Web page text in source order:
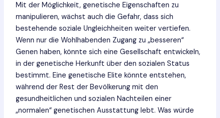
Mit der Möglichkeit, genetische Eigenschaften zu
manipulieren, wächst auch die Gefahr, dass sich
bestehende soziale Ungleichheiten weiter vertiefen.
Wenn nur die Wohlhabenden Zugang zu „besseren“
Genen haben, könnte sich eine Gesellschaft entwickeln,
in der genetische Herkunft über den sozialen Status
bestimmt. Eine genetische Elite könnte entstehen,
während der Rest der Bevölkerung mit den
gesundheitlichen und sozialen Nachteilen einer
„normalen“ genetischen Ausstattung lebt. Was würde